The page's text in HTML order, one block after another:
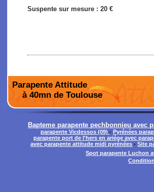
Suspente sur mesure : 20 €
Parapente Attitude
à 40mn de Toulouse
Bapteme parapente pechbonnieu avec
parapente Vicdessos (09) - Pyrénées
parapente port de l'hers en ariége avec
avec parapente attitude midi pyrénées -Site
Spot parapente Luchon